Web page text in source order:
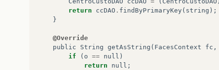
return
ccDAO . findByPrimaryKey( string );
}
@Override
public
String getAsString ( FacesContext fc ,
if
( o == null )
return
null ;